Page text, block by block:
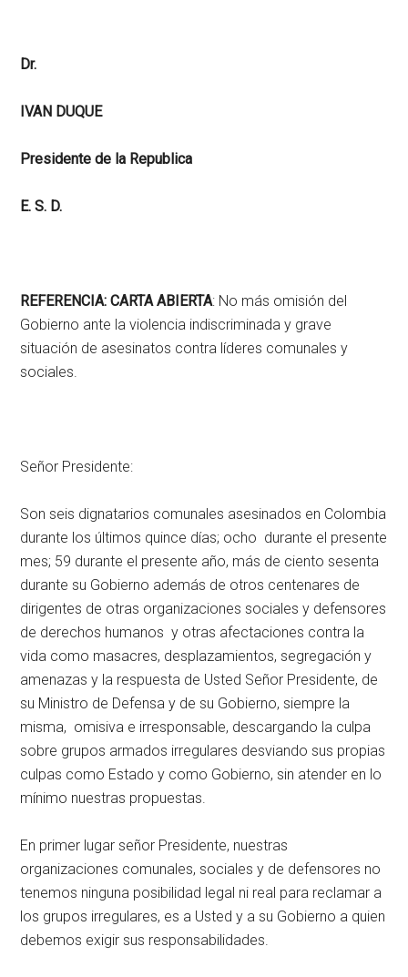
Dr.
IVAN DUQUE
Presidente de la Republica
E. S. D.
REFERENCIA: CARTA ABIERTA: No más omisión del
Gobierno ante la violencia indiscriminada y grave
situación de asesinatos contra líderes comunales y
sociales.
Señor Presidente:
Son seis dignatarios comunales asesinados en Colombia
durante los últimos quince días; ocho durante el presente
mes; 59 durante el presente año, más de ciento sesenta
durante su Gobierno además de otros centenares de
dirigentes de otras organizaciones sociales y defensores
de derechos humanos y otras afectaciones contra la
vida como masacres, desplazamientos, segregación y
amenazas y la respuesta de Usted Señor Presidente, de
su Ministro de Defensa y de su Gobierno, siempre la
misma, omisiva e irresponsable, descargando la culpa
sobre grupos armados irregulares desviando sus propias
culpas como Estado y como Gobierno, sin atender en lo
mínimo nuestras propuestas.
En primer lugar señor Presidente, nuestras
organizaciones comunales, sociales y de defensores no
tenemos ninguna posibilidad legal ni real para reclamar a
los grupos irregulares, es a Usted y a su Gobierno a quien
debemos exigir sus responsabilidades.